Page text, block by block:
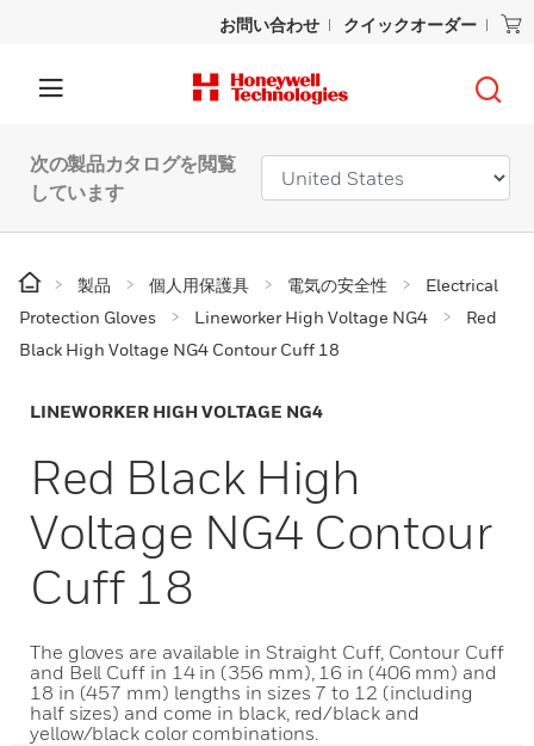
お問い合わせ クイックオーダー
次の製品カタログを閲覧
しています
製品 個人用保護具 電気の安全性
Electrical
Protection Gloves
Lineworker High Voltage NG4
Red
Black High Voltage NG4 Contour Cuff 18
LINEWORKER HIGH VOLTAGE NG4
Red Black High
Voltage NG4 Contour
Cuff 18
The gloves are available in Straight Cuff, Contour Cuff
and Bell Cuff in 14 in (356 mm), 16 in (406 mm) and
18 in (457 mm) lengths in sizes 7 to 12 (including
half sizes) and come in black, red/black and
yellow/black color combinations.